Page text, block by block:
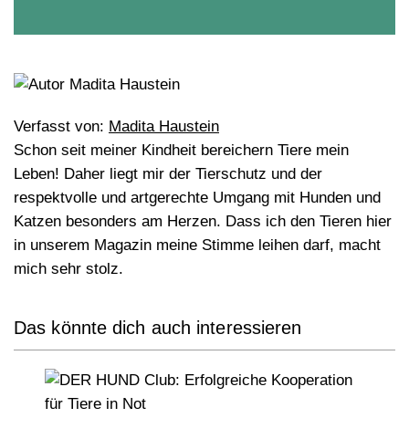
Verfasst von: Madita Haustein
Schon seit meiner Kindheit bereichern Tiere mein
Leben! Daher liegt mir der Tierschutz und der
respektvolle und artgerechte Umgang mit Hunden und
Katzen besonders am Herzen. Dass ich den Tieren hier
in unserem Magazin meine Stimme leihen darf, macht
mich sehr stolz.
Das könnte dich auch interessieren